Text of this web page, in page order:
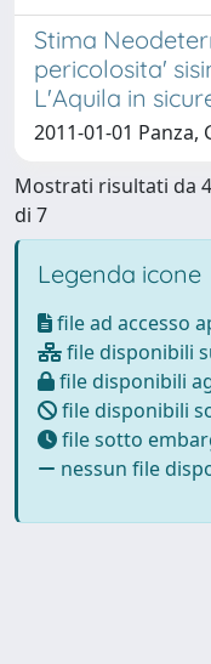
Stima
pericolosita'
L'Aquila in
2011-01-01 Panza,
Mostrati risultati da
di 7
Legenda icone
file ad accesso
file disponibili
file disponibili
file disponibili
file sotto
nessun file